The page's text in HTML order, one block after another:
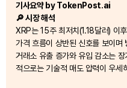
기사요약 by TokenPost.ai
🔎 시장 해석
XRP는 15주 최저치(1.18달러) 이
가격 흐름이 상반된 신호를 보이며
거래소 유출 증가와 유입 감소는
적으로는 기술적 매도 압력이 우세